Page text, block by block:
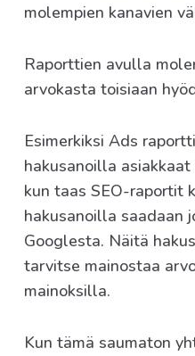
molempien kanavien
Raporttien avulla
arvokasta toisiaan
Esimerkiksi Ads
hakusanoilla
kun taas SEO-raportit
hakusanoilla saadaan
Googlesta. Näitä
tarvitse mainostaa
mainoksilla.
Kun tämä saumaton